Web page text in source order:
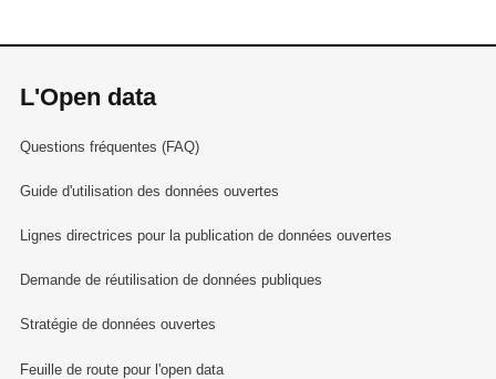
L'Open data
Questions fréquentes (FAQ)
Guide d'utilisation des données ouvertes
Lignes directrices pour la publication de données ouvertes
Demande de réutilisation de données publiques
Stratégie de données ouvertes
Feuille de route pour l'open data